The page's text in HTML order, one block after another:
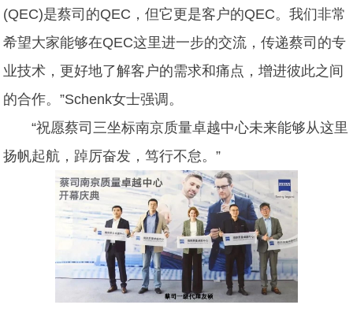
(QEC)是蔡司的QEC，但它更是客户的QEC。我们非常
希望大家能够在QEC这里进一步的交流，传递蔡司的专
业技术，更好地了解客户的需求和痛点，增进彼此之间
的合作。”Schenk女士强调。
“祝愿蔡司三坐标南京质量卓越中心未来能够从这里
扬帆起航，踔厉奋发，笃行不怠。”